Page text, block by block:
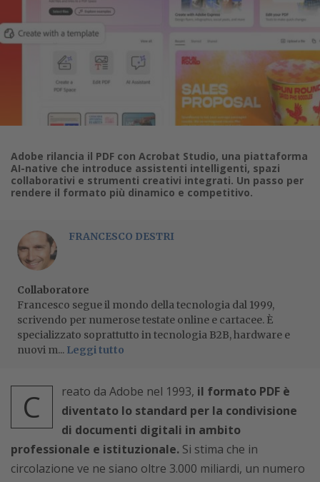
Adobe rilancia il PDF con Acrobat Studio, una piattaforma
AI-native che introduce assistenti intelligenti, spazi
collaborativi e strumenti creativi integrati. Un passo per
rendere il formato più dinamico e competitivo.
FRANCESCO DESTRI
Collaboratore
Francesco segue il mondo della tecnologia dal 1999,
scrivendo per numerose testate online e cartacee. È
specializzato soprattutto in tecnologia B2B, hardware e
nuovi m... Leggi tutto
C reato da Adobe nel 1993, il formato PDF è
diventato lo standard per la condivisione
di documenti digitali in ambito
professionale e istituzionale. Si stima che in
circolazione ve ne siano oltre 3.000 miliardi, un numero